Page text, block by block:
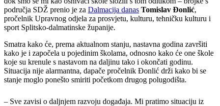
područja SDŽ prenio je za Dalmacija danas Tomislav Đonlić,
pročelnik Upravnog odjela za prosvjetu, kulturu, tehničku kulturu i
sport Splitsko-dalmatinske županije.
Smatra kako će, prema aktualnom stanju, nastavna godina završiti
kako je i započela u pojedinim školama, odnosno kako će one škole
koje su krenule s nastavom na daljinu tako i okončati godinu.
Situacija nije alarmantna, dapače pročelnik Đonlić drži kako bi se
stanje moglo ponešto smiriti početkom drugog polugodišta.
– Sve zavisi o daljnjem razvoju događaja. Mi pratimo situaciju iz